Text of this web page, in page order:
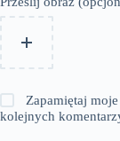
Zapamiętaj
kolejnych